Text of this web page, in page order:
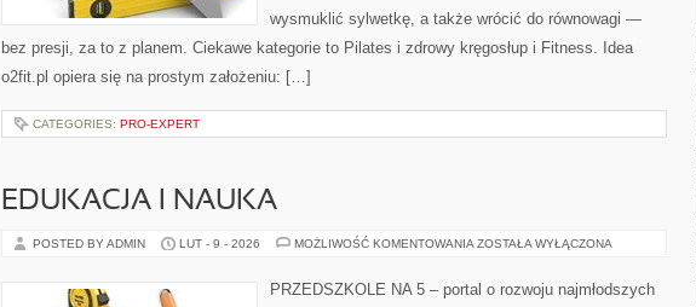
wysmuklić sylwetkę, a także wrócić do równowagi —
bez presji, za to z planem. Ciekawe kategorie to Pilates i zdrowy kręgosłup i Fitness. Idea
o2fit.pl opiera się na prostym założeniu: […]
CATEGORIES: PRO-EXPERT
EDUKACJA I NAUKA
POSTED BY ADMIN LUT - 9 - 2026 MOŻLIWOŚĆ KOMENTOWANIA EDUKACJA
ZOSTAŁA WYŁĄCZONA
PRZEDSZKOLE NA 5 – portal o rozwoju najmłodszych